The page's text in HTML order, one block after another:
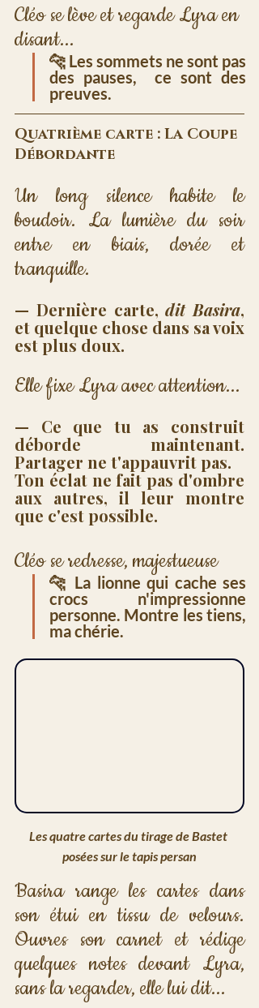
Cléo se lève et regarde Lyra en
disant...
🐆 Les sommets ne sont pas
des pauses,  ce sont des
preuves.
Quatrième carte : La Coupe
Débordante
Un long silence habite le
boudoir. La lumière du soir
entre en biais, dorée et
tranquille.
— Dernière carte, dit Basira,
et quelque chose dans sa voix
est plus doux.
Elle fixe Lyra avec attention...
— Ce que tu as construit
déborde maintenant.
Partager ne t'appauvrit pas.
Ton éclat ne fait pas d'ombre
aux autres, il leur montre
que c'est possible.
Cléo se redresse, majestueuse
🐆 La lionne qui cache ses
crocs n'impressionne
personne. Montre les tiens,
ma chérie.
Les quatre cartes du tirage de Bastet
posées sur le tapis persan
Basira range les cartes dans
son étui en tissu de velours.
Ouvres son carnet et rédige
quelques notes devant Lyra,
sans la regarder, elle lui dit...